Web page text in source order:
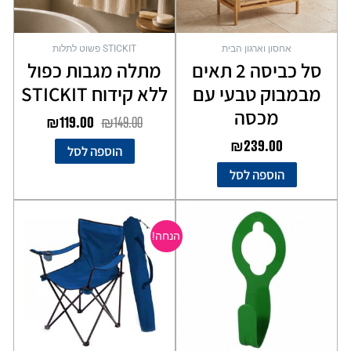
אחסון וארגון הבית
סל כביסה 2 תאים
מבמבוק טבעי עם
מכסה
₪239.00
הוספה לסל
STICKIT פשוט לתלות
מתלה מגבות כפול
ללא קידוח STICKIT
₪149.00
₪119.00
הוספה לסל
הנחה!
המקורי
היה:
₪69.00.
הוא:
₪49.00.
מספר
סוגים.
את